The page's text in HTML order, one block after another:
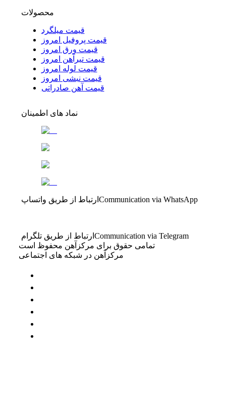
محصولات
قیمت میلگرد
قیمت پروفیل امروز
قیمت ورق امروز
قیمت تیرآهن امروز
قیمت لوله امروز
قیمت نبشی امروز
قیمت آهن صادراتی
نماد های اطمینان
ارتباط از طریق واتساپ Communication via WhatsApp
ارتباط از طریق تلگرام Communication via Telegram
تمامی حقوق برای مرکزآهن محفوظ است
مرکزآهن در شبکه های اجتماعی